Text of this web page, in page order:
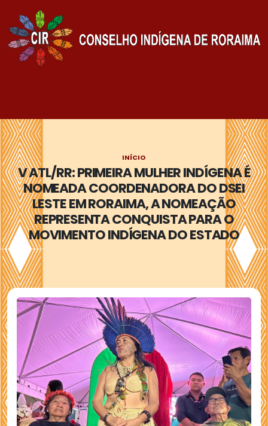
V ATL/RR: PRIMEIRA MULHER INDÍGENA É
NOMEADA COORDENADORA DO DSEI
LESTE EM RORAIMA, A NOMEAÇÃO
REPRESENTA CONQUISTA PARA O
MOVIMENTO INDÍGENA DO ESTADO
INÍCIO